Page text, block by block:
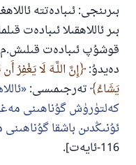
بىرىنجى: ئىبادەتتە
بىر ئاللاھقىلا ئىبادەت
قوشۇپ ئىبادەت قىلىش.م-
دەيدۇ: إِنَّ اللَّـهَ لَا
يَشَاءُ تەرجىمىسى:
كەلتۈرۈش گۇناھىنى
ئۇنىڭدىن باشقا
116-ئايەت].